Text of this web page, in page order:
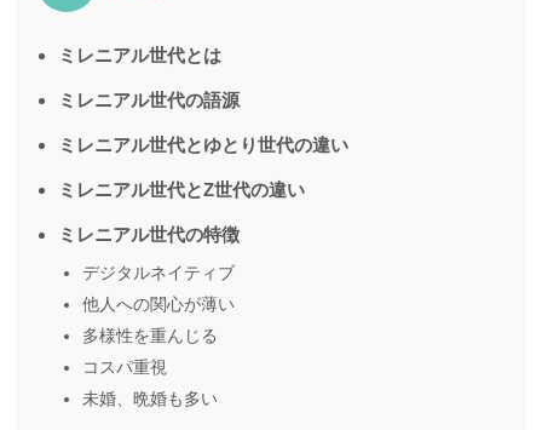
ミレニアル世代とは
ミレニアル世代の語源
ミレニアル世代とゆとり世代の違い
ミレニアル世代とZ世代の違い
ミレニアル世代の特徴
デジタルネイティブ
他人への関心が薄い
多様性を重んじる
コスパ重視
未婚、晩婚も多い